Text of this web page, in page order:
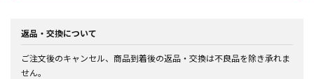
返品・交換について
ご注文後のキャンセル、商品到着後の返品・交換は不良品を除き承れま
せん。